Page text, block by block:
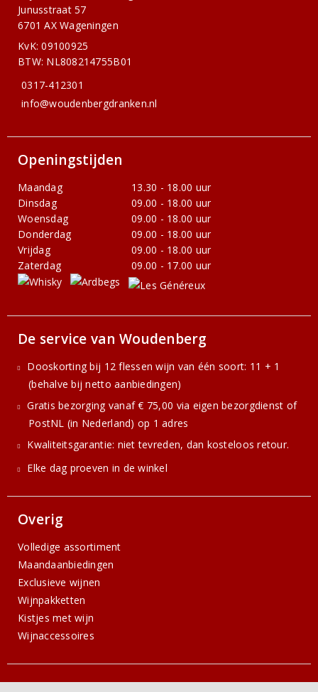
Junusstraat 57
6701 AX Wageningen
KvK: 09100925
BTW: NL808214755B01
0317-412301
info@woudenbergdranken.nl
Openingstijden
Maandag
13.30 - 18.00 uur
Dinsdag
09.00 - 18.00 uur
Woensdag
09.00 - 18.00 uur
Donderdag
09.00 - 18.00 uur
Vrijdag
09.00 - 18.00 uur
Zaterdag
09.00 - 17.00 uur
De service van Woudenberg
Dooskorting bij 12 flessen wijn van één soort: 11 + 1
(behalve bij netto aanbiedingen)
Gratis bezorging vanaf € 75,00 via eigen bezorgdienst of
PostNL (in Nederland) op 1 adres
Kwaliteitsgarantie: niet tevreden, dan kosteloos retour.
Elke dag proeven in de winkel
Overig
Volledige assortiment
Maandaanbiedingen
Exclusieve wijnen
Wijnpakketten
Kistjes met wijn
Wijnaccessoires